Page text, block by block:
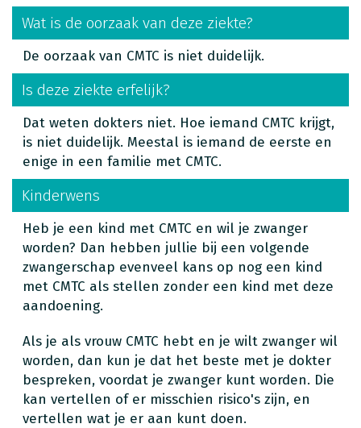
Wat is de oorzaak van deze ziekte?
De oorzaak van CMTC is niet duidelijk.
Is deze ziekte erfelijk?
Dat weten dokters niet. Hoe iemand CMTC krijgt,
is niet duidelijk. Meestal is iemand de eerste en
enige in een familie met CMTC.
Kinderwens
Heb je een kind met CMTC en wil je zwanger
worden? Dan hebben jullie bij een volgende
zwangerschap evenveel kans op nog een kind
met CMTC als stellen zonder een kind met deze
aandoening.
Als je als vrouw CMTC hebt en je wilt zwanger wil
worden, dan kun je dat het beste met je dokter
bespreken, voordat je zwanger kunt worden. Die
kan vertellen of er misschien risico's zijn, en
vertellen wat je er aan kunt doen.